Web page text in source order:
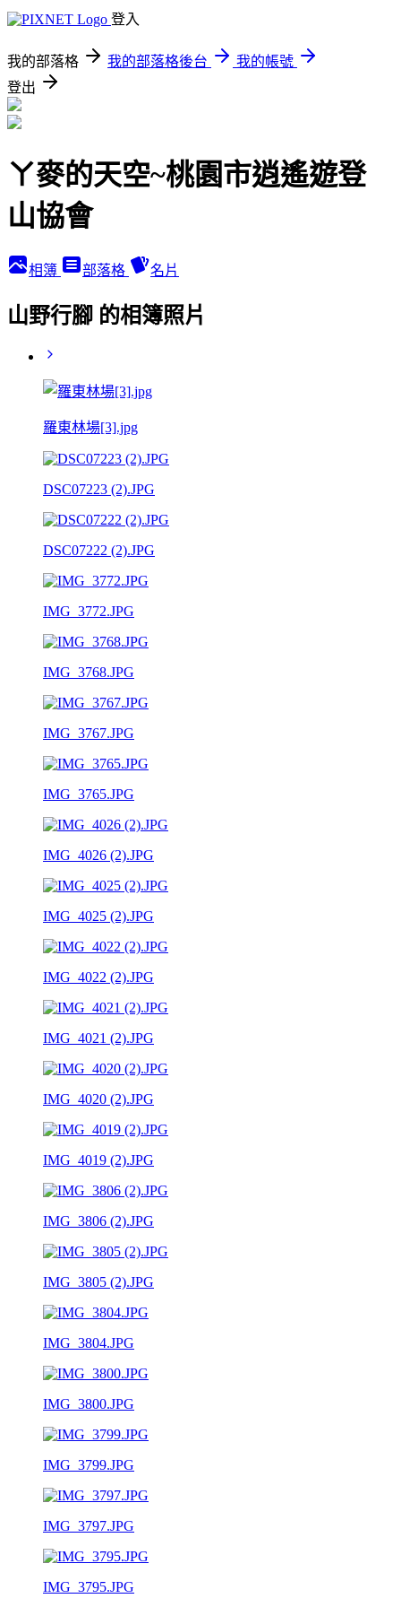
登入
我的部落格 我的部落格後台
我的帳號
登出
ㄚ麥的天空~桃園市逍遙遊登
山協會
相簿 部落格 名片
山野行腳 的相簿照片
羅東林場[3].jpg
DSC07223 (2).JPG
DSC07222 (2).JPG
IMG_3772.JPG
IMG_3768.JPG
IMG_3767.JPG
IMG_3765.JPG
IMG_4026 (2).JPG
IMG_4025 (2).JPG
IMG_4022 (2).JPG
IMG_4021 (2).JPG
IMG_4020 (2).JPG
IMG_4019 (2).JPG
IMG_3806 (2).JPG
IMG_3805 (2).JPG
IMG_3804.JPG
IMG_3800.JPG
IMG_3799.JPG
IMG_3797.JPG
IMG_3795.JPG